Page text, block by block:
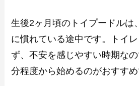
生後2ヶ月頃のトイプードルは
に慣れている途中です。トイ
ず、不安を感じやすい時期な
分程度から始めるのがおすすめ